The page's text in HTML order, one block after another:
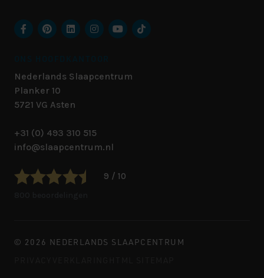
Nederlands Slaapcentrum
Planker 10
5721 VG Asten
+31 (0) 493 310 515
info@slaapcentrum.nl
9 / 10
© 2026 NEDERLANDS SLAAPCENTRUM